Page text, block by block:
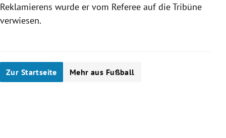
Reklamierens wurde er vom Referee auf die Tribüne
verwiesen.
Zur Startseite Mehr aus Fußball